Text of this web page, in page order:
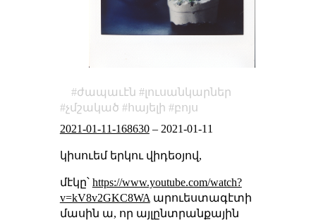
ժապաւէն
լուսանկարներ
չմշակած
հայելի
բոյս
2021-01-11-168630– 2021-01-11
կիսուեմ երկու վիդեօյով,
մէկը՝ https://www.youtube.com/watch?
v=kV8v2GKC8WA արուեստագէտի
մասին ա, որ այլընտրանքային